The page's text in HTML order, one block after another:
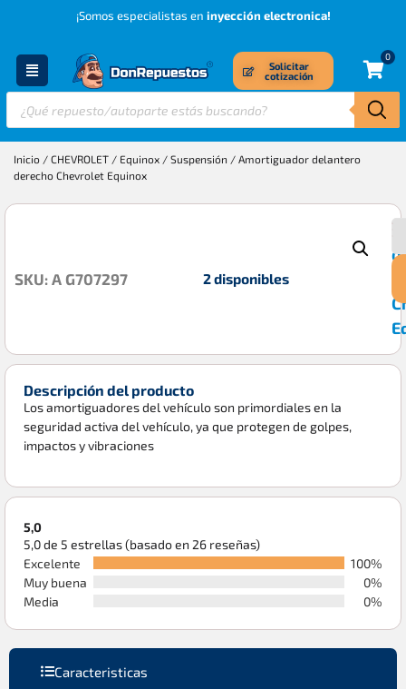
¡Somos especialistas en inyección electronica!
Solicitar
cotización
0
Inicio / CHEVROLET / Equinox / Suspensión / Amortiguador delantero
derecho Chevrolet Equinox
SKU: A G707297 2 disponibles
Descripción del producto
Los amortiguadores del vehículo son primordiales en la
seguridad activa del vehículo, ya que protegen de golpes,
impactos y vibraciones
5,0
5,0 de 5 estrellas (basado en 26 reseñas)
Excelente
100%
Muy buena
0%
Media
0%
Caracteristicas